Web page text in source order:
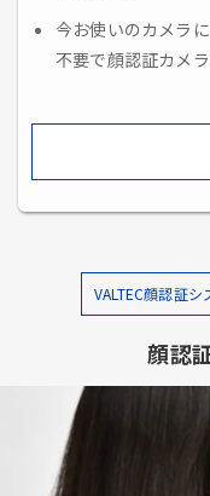
今お使いのカメラ
不要で顔認証カメラ
VALTEC顔認証
顔認